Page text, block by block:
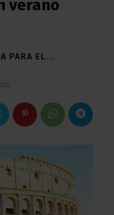
verano
PARA EL...